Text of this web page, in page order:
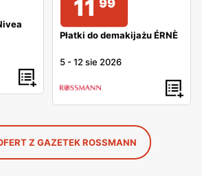
11 99
Płatki do demakijażu ÉRNÈ
5 -12 sie 2026
Z GAZETEK ROSSMANN